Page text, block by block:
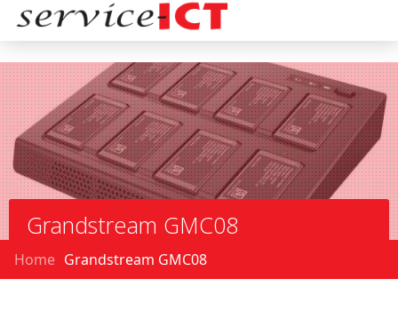
Grandstream GMC08
Home Grandstream GMC08